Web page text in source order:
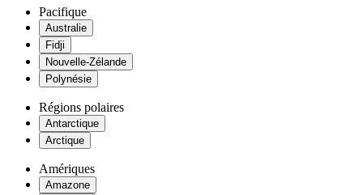
Pacifique
Australie
Fidji
Nouvelle-Zélande
Polynésie
Régions polaires
Antarctique
Arctique
Amériques
Amazone